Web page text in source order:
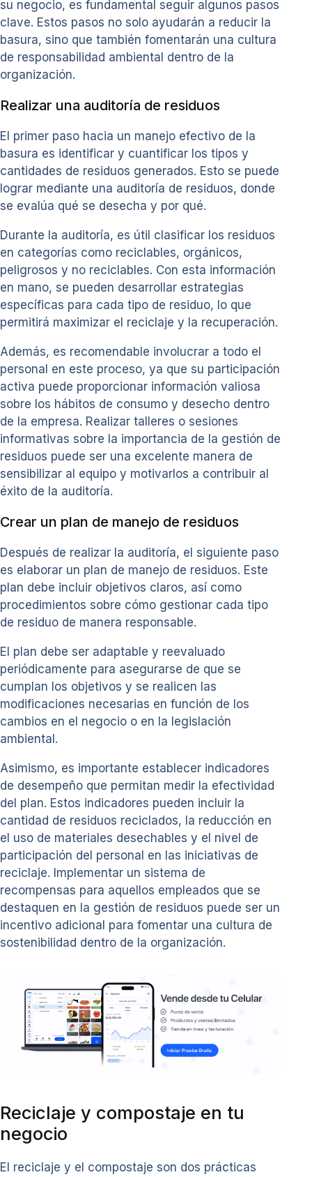
su negocio, es fundamental seguir algunos pasos
clave. Estos pasos no solo ayudarán a reducir la
basura, sino que también fomentarán una cultura
de responsabilidad ambiental dentro de la
organización.
Realizar una auditoría de residuos
El primer paso hacia un manejo efectivo de la
basura es identificar y cuantificar los tipos y
cantidades de residuos generados. Esto se puede
lograr mediante una auditoría de residuos, donde
se evalúa qué se desecha y por qué.
Durante la auditoría, es útil clasificar los residuos
en categorías como reciclables, orgánicos,
peligrosos y no reciclables. Con esta información
en mano, se pueden desarrollar estrategias
específicas para cada tipo de residuo, lo que
permitirá maximizar el reciclaje y la recuperación.
Además, es recomendable involucrar a todo el
personal en este proceso, ya que su participación
activa puede proporcionar información valiosa
sobre los hábitos de consumo y desecho dentro
de la empresa. Realizar talleres o sesiones
informativas sobre la importancia de la gestión de
residuos puede ser una excelente manera de
sensibilizar al equipo y motivarlos a contribuir al
éxito de la auditoría.
Crear un plan de manejo de residuos
Después de realizar la auditoría, el siguiente paso
es elaborar un plan de manejo de residuos. Este
plan debe incluir objetivos claros, así como
procedimientos sobre cómo gestionar cada tipo
de residuo de manera responsable.
El plan debe ser adaptable y reevaluado
periódicamente para asegurarse de que se
cumplan los objetivos y se realicen las
modificaciones necesarias en función de los
cambios en el negocio o en la legislación
ambiental.
Asimismo, es importante establecer indicadores
de desempeño que permitan medir la efectividad
del plan. Estos indicadores pueden incluir la
cantidad de residuos reciclados, la reducción en
el uso de materiales desechables y el nivel de
participación del personal en las iniciativas de
reciclaje. Implementar un sistema de
recompensas para aquellos empleados que se
destaquen en la gestión de residuos puede ser un
incentivo adicional para fomentar una cultura de
sostenibilidad dentro de la organización.
Reciclaje y compostaje en tu
negocio
El reciclaje y el compostaje son dos prácticas